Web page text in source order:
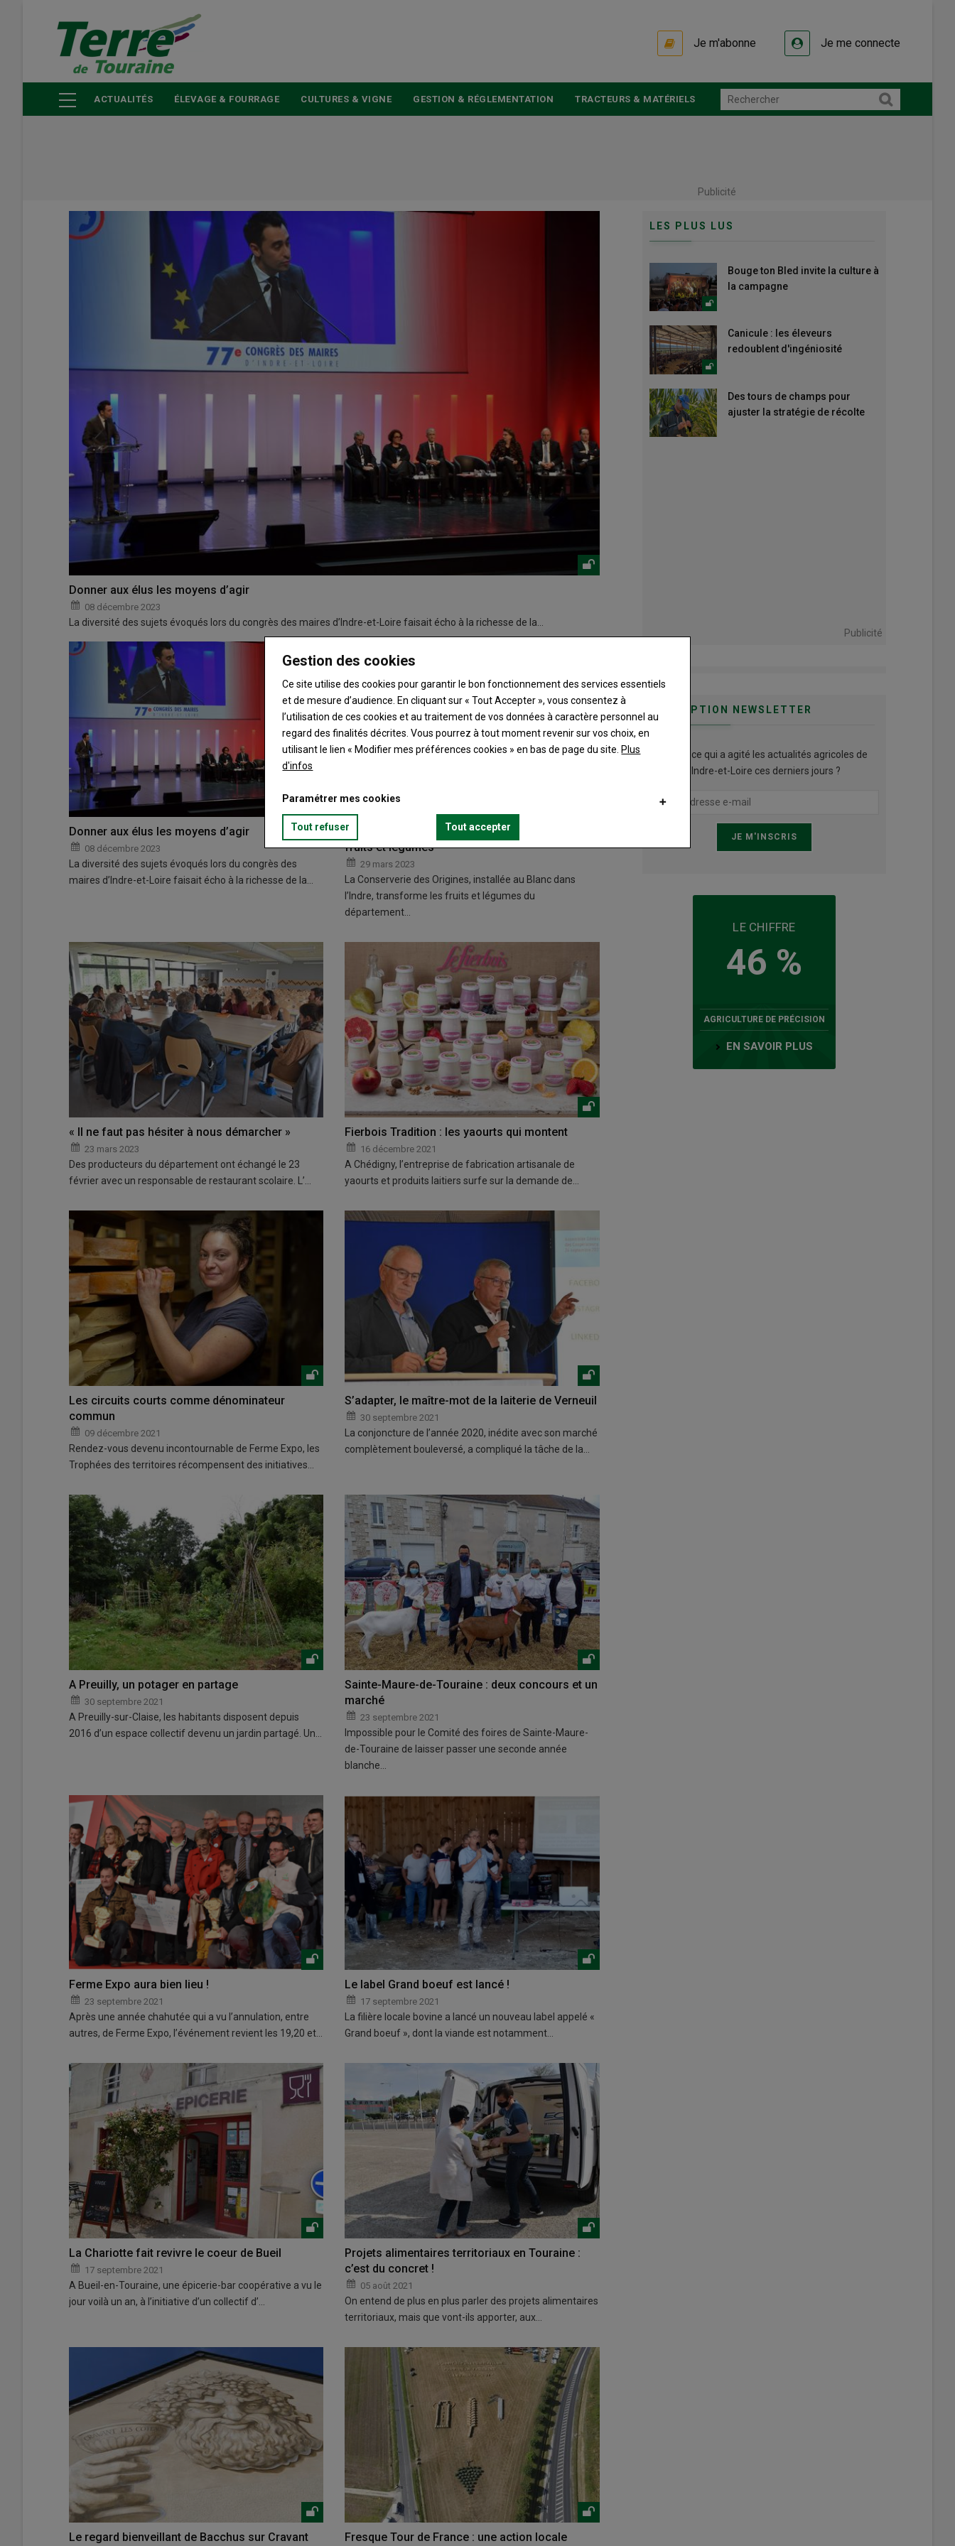
principal
Je m'abonne Je me connecte
ACTUALITÉS ÉLEVAGE & FOURRAGE CULTURES & VIGNE GESTION & RÉGLEMENTATION TRACTEURS & MATÉRIELS
Publicité
Donner aux élus les moyens d’agir
08 décembre 2023
La diversité des sujets évoqués lors du congrès des maires d’Indre-et-Loire faisait écho à la richesse de la…
Donner aux élus les moyens d’agir
08 décembre 2023
La diversité des sujets évoqués lors du congrès des
maires d’Indre-et-Loire faisait écho à la richesse de la…
La Conserverie des Origines, le vrai goût des
fruits et légumes
29 mars 2023
La Conserverie des Origines, installée au Blanc dans
l’Indre, transforme les fruits et légumes du
département…
« Il ne faut pas hésiter à nous démarcher »
23 mars 2023
Des producteurs du département ont échangé le 23
février avec un responsable de restaurant scolaire. L’…
Fierbois Tradition : les yaourts qui montent
16 décembre 2021
A Chédigny, l’entreprise de fabrication artisanale de
yaourts et produits laitiers surfe sur la demande de…
Les circuits courts comme dénominateur
commun
09 décembre 2021
Rendez-vous devenu incontournable de Ferme Expo, les
Trophées des territoires récompensent des initiatives…
S’adapter, le maître-mot de la laiterie de Verneuil
30 septembre 2021
La conjoncture de l’année 2020, inédite avec son marché
complètement bouleversé, a compliqué la tâche de la…
A Preuilly, un potager en partage
30 septembre 2021
A Preuilly-sur-Claise, les habitants disposent depuis
2016 d’un espace collectif devenu un jardin partagé. Un…
Sainte-Maure-de-Touraine : deux concours et un
marché
23 septembre 2021
Impossible pour le Comité des foires de Sainte-Maure-
de-Touraine de laisser passer une seconde année
blanche…
Ferme Expo aura bien lieu !
23 septembre 2021
Après une année chahutée qui a vu l’annulation, entre
autres, de Ferme Expo, l’événement revient les 19,20 et…
Le label Grand boeuf est lancé !
17 septembre 2021
La filière locale bovine a lancé un nouveau label appelé «
Grand boeuf », dont la viande est notamment…
La Chariotte fait revivre le coeur de Bueil
17 septembre 2021
A Bueil-en-Touraine, une épicerie-bar coopérative a vu le
jour voilà un an, à l’initiative d’un collectif d’…
Projets alimentaires territoriaux en Touraine :
c’est du concret !
05 août 2021
On entend de plus en plus parler des projets alimentaires
territoriaux, mais que vont-ils apporter, aux…
Le regard bienveillant de Bacchus sur Cravant Fresque Tour de France : une action locale
LES PLUS LUS
Bouge ton Bled invite la culture à
la campagne
Canicule : les éleveurs
redoublent d'ingéniosité
Des tours de champs pour
ajuster la stratégie de récolte
Publicité
INSCRIPTION NEWSLETTER
Qu’est ce qui a agité les actualités agricoles de
l'Indre-et-Loire ces derniers jours ?
LE CHIFFRE
46 %
AGRICULTURE DE PRÉCISION
EN SAVOIR PLUS
Gestion des cookies
Ce site utilise des cookies pour garantir le bon fonctionnement des services essentiels
et de mesure d’audience. En cliquant sur « Tout Accepter », vous consentez à
l’utilisation de ces cookies et au traitement de vos données à caractère personnel au
regard des finalités décrites. Vous pourrez à tout moment revenir sur vos choix, en
utilisant le lien « Modifier mes préférences cookies » en bas de page du site. Plus
d'infos
Paramétrer mes cookies
Tout refuser Tout accepter